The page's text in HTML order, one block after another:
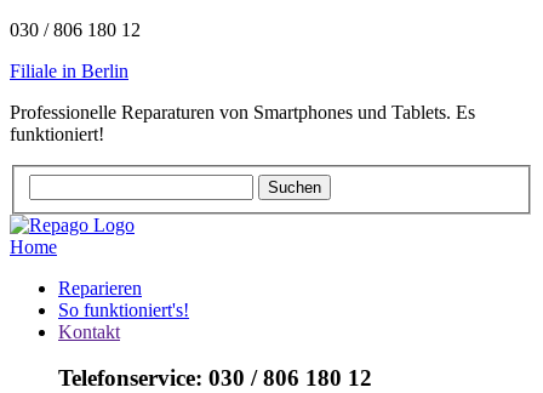
030 / 806 180 12
Filiale in Berlin
Professionelle Reparaturen von Smartphones und Tablets. Es
funktioniert!
Home
Reparieren
So funktioniert's!
Kontakt
Telefonservice: 030 / 806 180 12